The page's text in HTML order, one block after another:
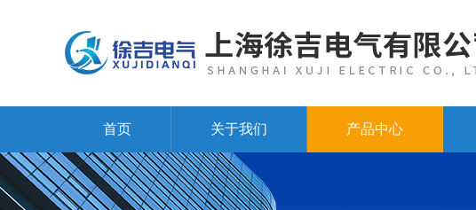
首页 关于我们 产品中心